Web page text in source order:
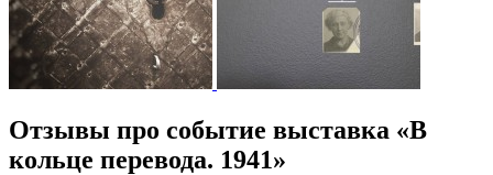
Отзывы про событие выставка «В
кольце перевода. 1941»